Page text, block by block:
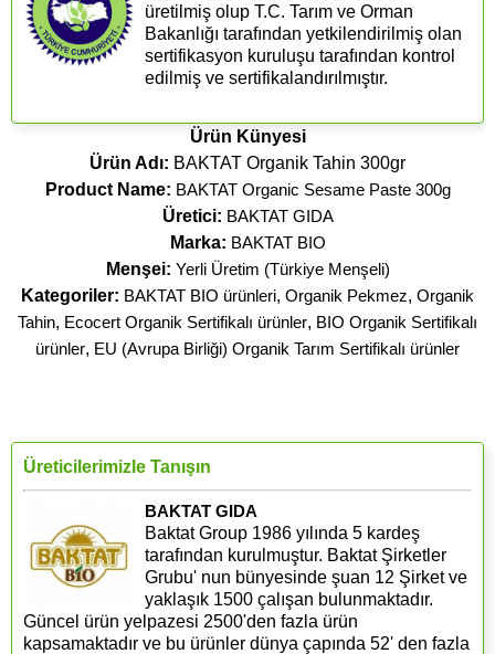
üretilmiş olup T.C. Tarım ve Orman
Bakanlığı tarafından yetkilendirilmiş olan
sertifikasyon kuruluşu tarafından kontrol
edilmiş ve sertifikalandırılmıştır.
Ürün Künyesi
Ürün Adı: BAKTAT Organik Tahin 300gr
Product Name: BAKTAT Organic Sesame Paste 300g
Üretici: BAKTAT GIDA
Marka: BAKTAT BIO
Menşei: Yerli Üretim (Türkiye Menşeli)
Kategoriler: BAKTAT BIO ürünleri, Organik Pekmez, Organik
Tahin, Ecocert Organik Sertifikalı ürünler, BIO Organik Sertifikalı
ürünler, EU (Avrupa Birliği) Organik Tarım Sertifikalı ürünler
Üreticilerimizle Tanışın
BAKTAT GIDA
Baktat Group 1986 yılında 5 kardeş
tarafından kurulmuştur. Baktat Şirketler
Grubu' nun bünyesinde şuan 12 Şirket ve
yaklaşık 1500 çalışan bulunmaktadır.
Güncel ürün yelpazesi 2500'den fazla ürün
kapsamaktadır ve bu ürünler dünya çapında 52' den fazla